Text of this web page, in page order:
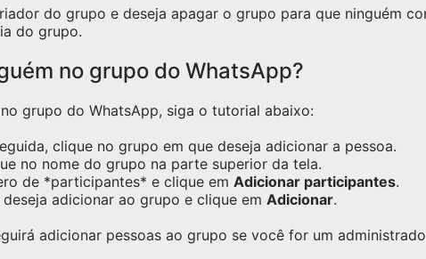
do grupo e deseja apagar o grupo para que ninguém
do grupo.
no grupo do WhatsApp?
grupo do WhatsApp, siga o tutorial abaixo:
clique no grupo em que deseja adicionar a pessoa.
no nome do grupo na parte superior da tela.
de *participantes* e clique em Adicionar participantes.
adicionar ao grupo e clique em Adicionar.
adicionar pessoas ao grupo se você for um